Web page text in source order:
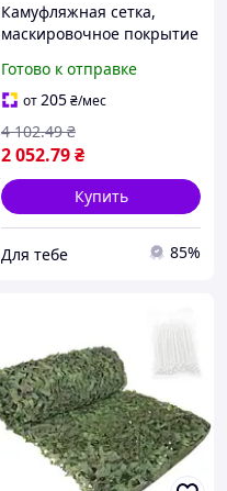
Камуфляжная сетка,
маскировочное покрытие
материала, тактическое
покрытие для авто и
позиций мод. 9374610
Готово к отправке
от205₴/мес
2 052.79₴
4 102.49 ₴
Купить
Для тебе 85%